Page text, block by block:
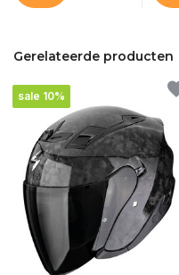
Gerelateerde producten
sale 10%